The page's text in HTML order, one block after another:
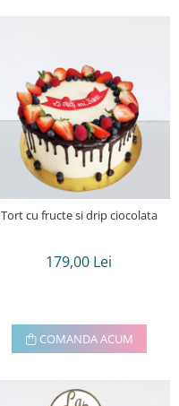
Tort cu fructe si drip ciocolata
179,00 Lei
COMANDA ACUM